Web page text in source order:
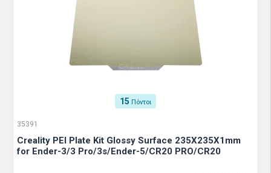
15 Πόντοι
35391
Creality PEI Plate Kit Glossy Surface 235X235X1mm
for Ender-3/3 Pro/3s/Ender-5/CR20 PRO/CR20